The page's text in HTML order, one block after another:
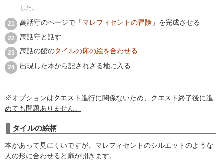
した。
萬話守のページで「マレフィセントの冒険 」を完成させる
萬話守と話す
萬話の館のタイルの床の絵を合わせる
出現した本から記されざる地に入る
※オプションはクエスト進行に関係ないため、クエスト終了後に進
めても問題ありません。
タイルの絵柄
本があって見にくいですが、マレフィセントのシルエットのような
人の形に合わせると扉が開きます。